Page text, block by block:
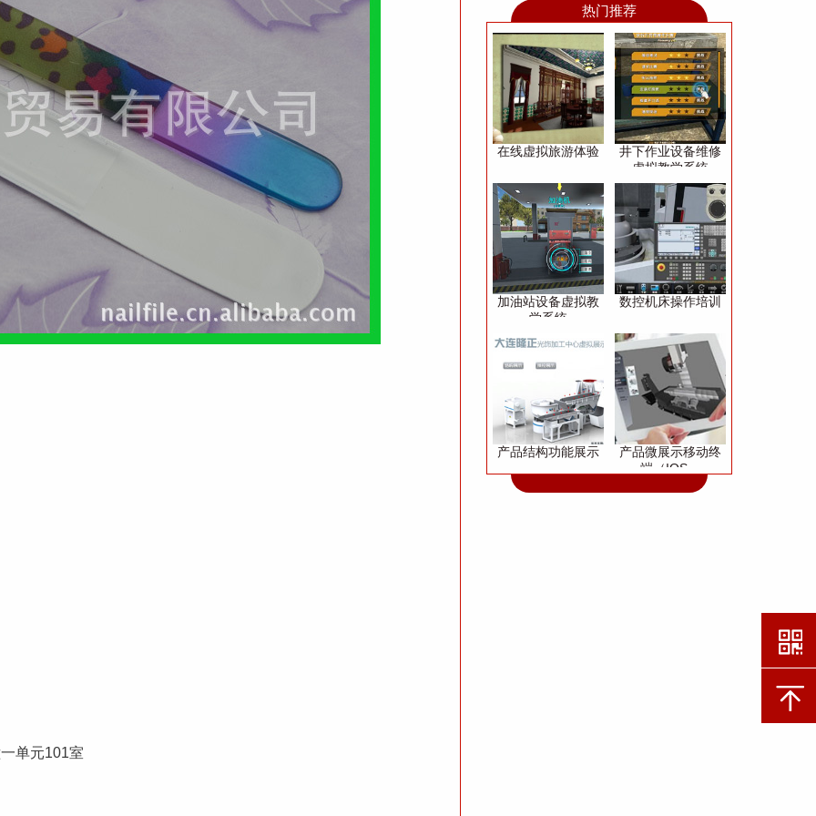
单元101室
热门推荐
在线虚拟旅游体验
井下作业设备维修
虚拟教学系统
加油站设备虚拟教
学系统
数控机床操作培训
产品结构功能展示
产品微展示移动终
端（IOS、